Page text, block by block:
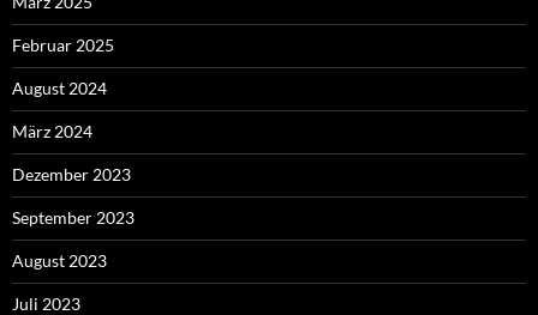
Februar 2025
August 2024
März 2024
Dezember 2023
September 2023
August 2023
Juli 2023